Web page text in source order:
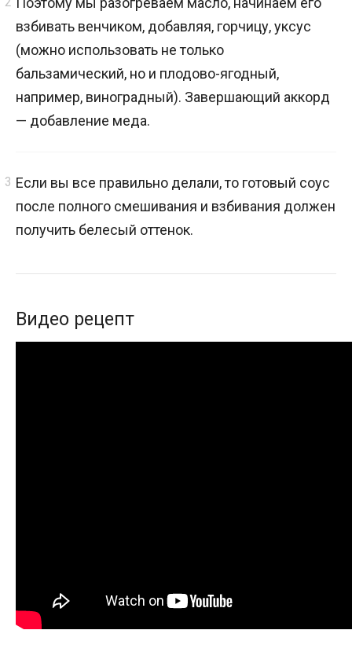
взбивать венчиком, добавляя, горчицу, уксус
(можно использовать не только
бальзамический, но и плодово-ягодный,
например, виноградный). Завершающий аккорд
— добавление меда.
Если вы все правильно делали, то готовый соус
после полного смешивания и взбивания должен
получить белесый оттенок.
Видео рецепт